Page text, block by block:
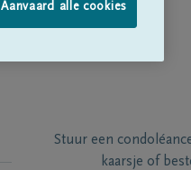
Stuur een
kaarsje of
Aanvaard alle cookies